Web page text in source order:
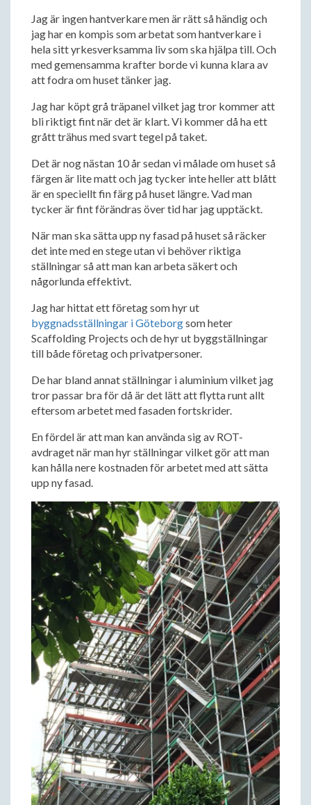
Jag är ingen hantverkare men är rätt så händig och
jag har en kompis som arbetat som hantverkare i
hela sitt yrkesverksamma liv som ska hjälpa till. Och
med gemensamma krafter borde vi kunna klara av
att fodra om huset tänker jag.
Jag har köpt grå träpanel vilket jag tror kommer att
bli riktigt fint när det är klart. Vi kommer då ha ett
grått trähus med svart tegel på taket.
Det är nog nästan 10 år sedan vi målade om huset så
färgen är lite matt och jag tycker inte heller att blått
är en speciellt fin färg på huset längre. Vad man
tycker är fint förändras över tid har jag upptäckt.
När man ska sätta upp ny fasad på huset så räcker
det inte med en stege utan vi behöver riktiga
ställningar så att man kan arbeta säkert och
någorlunda effektivt.
Jag har hittat ett företag som hyr ut
byggnadsställningar i Göteborgsom heter
Scaffolding Projects och de hyr ut byggställningar
till både företag och privatpersoner.
De har bland annat ställningar i aluminium vilket jag
tror passar bra för då är det lätt att flytta runt allt
eftersom arbetet med fasaden fortskrider.
En fördel är att man kan använda sig av ROT-
avdraget när man hyr ställningar vilket gör att man
kan hålla nere kostnaden för arbetet med att sätta
upp ny fasad.